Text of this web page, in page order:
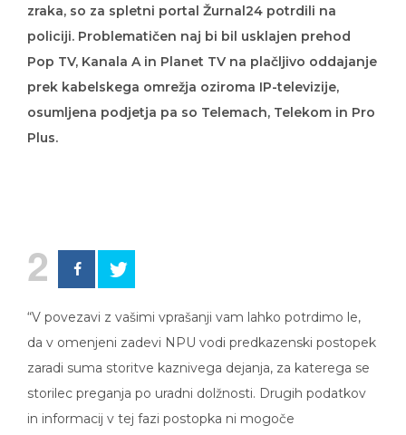
zraka, so za spletni portal Žurnal24 potrdili na
policiji. Problematičen naj bi bil usklajen prehod
Pop TV, Kanala A in Planet TV na plačljivo oddajanje
prek kabelskega omrežja oziroma IP-televizije,
osumljena podjetja pa so Telemach, Telekom in Pro
Plus.
2
“V povezavi z vašimi vprašanji vam lahko potrdimo le,
da v omenjeni zadevi NPU vodi predkazenski postopek
zaradi suma storitve kaznivega dejanja, za katerega se
storilec preganja po uradni dolžnosti. Drugih podatkov
in informacij v tej fazi postopka ni mogoče